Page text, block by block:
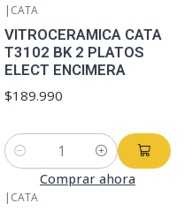
| CATA
VITROCERAMICA CATA
T3102 BK 2 PLATOS
ELECT ENCIMERA
$189.990
Cantidad
Comprar ahora
| CATA